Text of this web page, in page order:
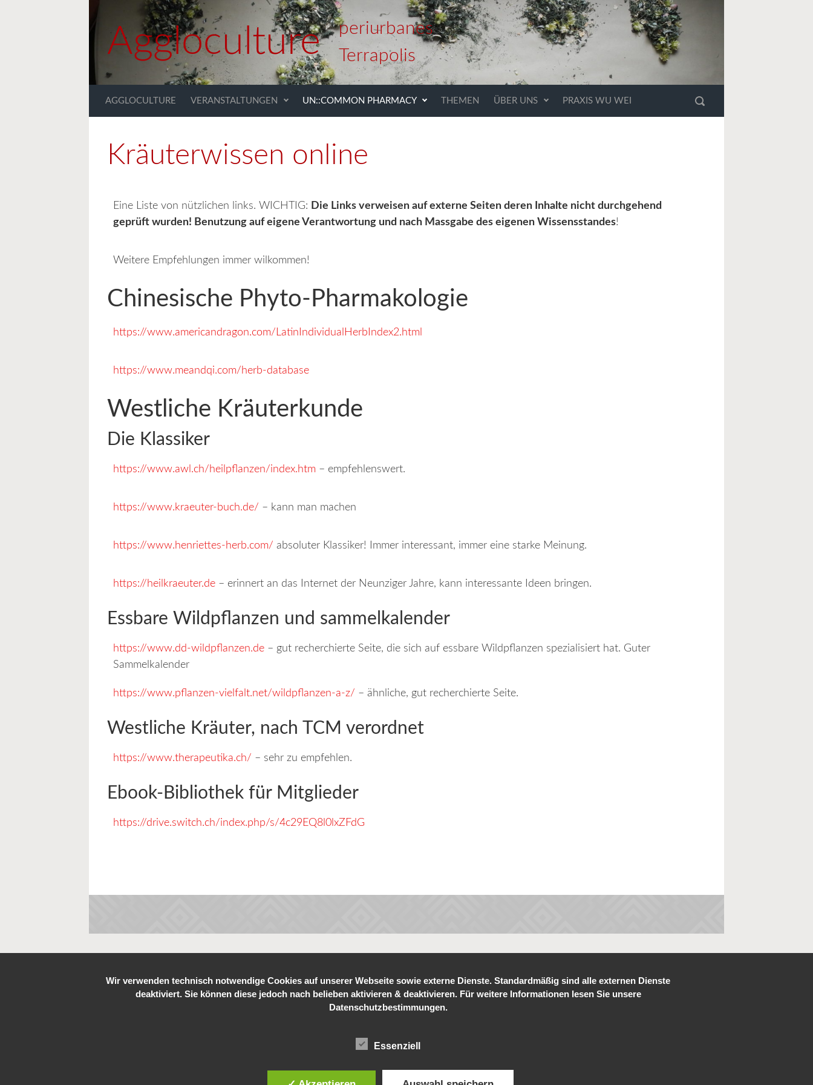
Aggloculture
periurbanes
Terrapolis
AGGLOCULTURE VERANSTALTUNGEN UN::COMMON PHARMACY THEMEN ÜBER UNS PRAXIS WU WEI
Kräuterwissen online
Eine Liste von nützlichen links. WICHTIG: Die Links verweisen auf externe Seiten deren Inhalte nicht durchgehend
geprüft wurden! Benutzung auf eigene Verantwortung und nach Massgabe des eigenen Wissensstandes!
Weitere Empfehlungen immer wilkommen!
Chinesische Phyto-Pharmakologie
https://www.americandragon.com/LatinIndividualHerbIndex2.html
https://www.meandqi.com/herb-database
Westliche Kräuterkunde
Die Klassiker
https://www.awl.ch/heilpflanzen/index.htm – empfehlenswert.
https://www.kraeuter-buch.de/ – kann man machen
https://www.henriettes-herb.com/ absoluter Klassiker! Immer interessant, immer eine starke Meinung.
https://heilkraeuter.de – erinnert an das Internet der Neunziger Jahre, kann interessante Ideen bringen.
Essbare Wildpflanzen und sammelkalender
https://www.dd-wildpflanzen.de – gut recherchierte Seite, die sich auf essbare Wildpflanzen spezialisiert hat. Guter
Sammelkalender
https://www.pflanzen-vielfalt.net/wildpflanzen-a-z/ – ähnliche, gut recherchierte Seite.
Westliche Kräuter, nach TCM verordnet
https://www.therapeutika.ch/ – sehr zu empfehlen.
Ebook-Bibliothek für Mitglieder
https://drive.switch.ch/index.php/s/4c29EQ8l0lxZFdG
Wir verwenden technisch notwendige Cookies auf unserer Webseite sowie externe Dienste. Standardmäßig sind alle externen Dienste
deaktiviert. Sie können diese jedoch nach belieben aktivieren & deaktivieren. Für weitere Informationen lesen Sie unsere
Datenschutzbestimmungen.
Essenziell